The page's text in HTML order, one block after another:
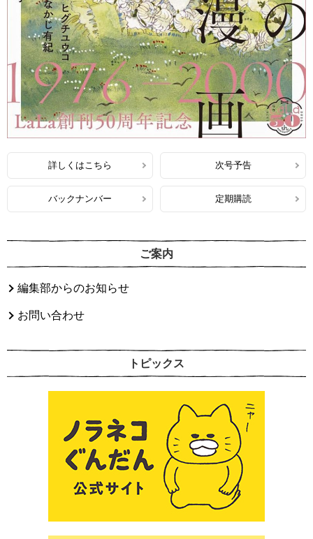
詳しくはこちら 次号予告
バックナンバー 定期購読
ご案内
編集部からのお知らせ
お問い合わせ
トピックス